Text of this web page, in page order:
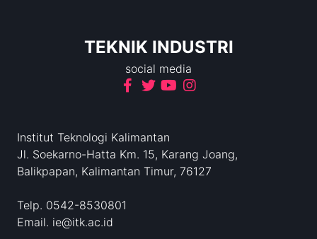
TEKNIK INDUSTRI
social media
Institut Teknologi Kalimantan
Jl. Soekarno-Hatta Km. 15, Karang Joang,
Balikpapan, Kalimantan Timur, 76127
Telp. 0542-8530801
Email. ie@itk.ac.id